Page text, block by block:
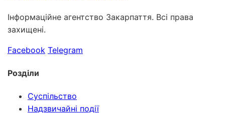
Інформаційне агентство Закарпаття. Всі права
захищені.
Facebook Telegram
Розділи
Суспільство
Надзвичайні події